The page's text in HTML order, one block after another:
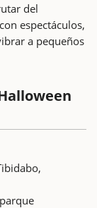
del
espectáculos,
a pequeños